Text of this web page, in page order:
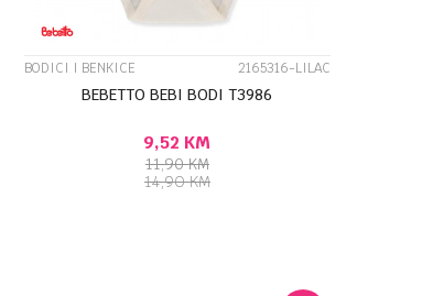
BODICI I BENKICE 2165316-LILAC
BEBETTO BEBI BODI T3986
9,52 KM
11,90KM
14,90KM